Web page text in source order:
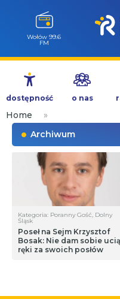
Przejdź
treści
Wołów 99.6
FM
dostępność o nas
Home
»
Archiwum
Kategoria: Poranny Gość, Dolny
Śląsk
Poseł na Sejm Krzysztof
Bosak: Nie dam sobie
ręki za swoich posłów